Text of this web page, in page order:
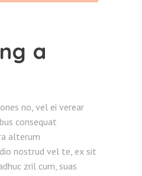
a
no, vel ei verear
consequat
alterum
nostrud vel te, ex sit
zril cum, suas